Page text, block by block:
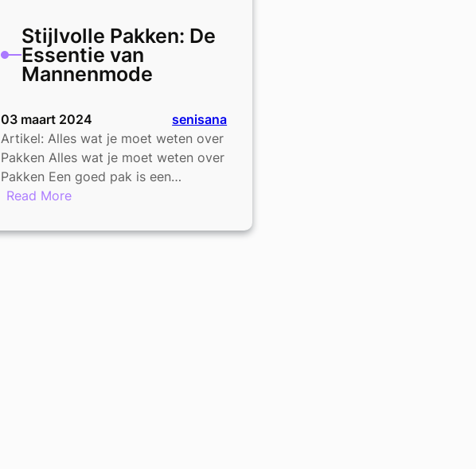
Stijlvolle Pakken: De
Essentie van
Mannenmode
03 maart 2024
senisana
Artikel: Alles wat je moet weten over
Pakken Alles wat je moet weten over
Pakken Een goed pak is een…
Read More:
Pakken: